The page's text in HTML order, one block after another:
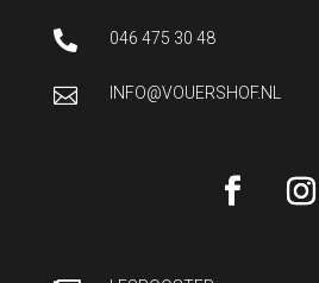
 046 475 30 48
 INFO@VOUERSHOF.NL